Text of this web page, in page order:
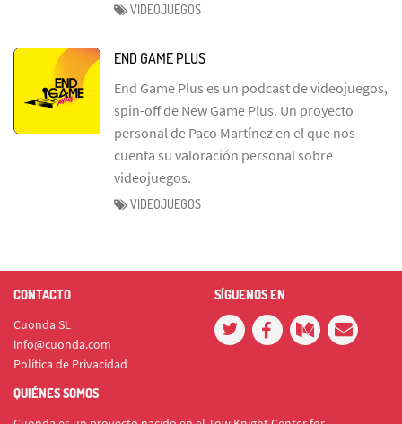
VIDEOJUEGOS
END GAME PLUS
End Game Plus es un podcast de videojuegos,
spin-off de New Game Plus. Un proyecto
personal de Paco Martínez en el que nos
cuenta su valoración personal sobre
videojuegos.
VIDEOJUEGOS
CONTACTO
Cuonda SL
info@cuonda.com
Política de Privacidad
SÍGUENOS EN
QUIÉNES SOMOS